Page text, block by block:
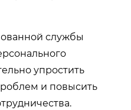
службы
упростить
и повысить